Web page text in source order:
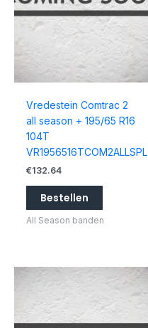
Vredestein Comtrac 2
all season + 195/65 R16
104T
VR1956516TCOM2ALLSPL
€132.64
Bestellen
All Season banden